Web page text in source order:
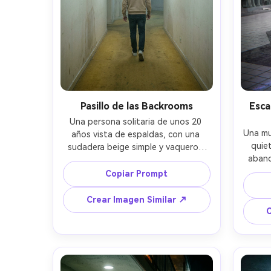
Pasillo de las Backrooms
Una persona solitaria de unos 20
años vista de espaldas, con una
sudadera beige simple y vaqueros
oscuros, caminando lentamente por
un laberinto interminable de pasillos
alfombrados amarillentos con
paneles de techo fluorescentes
zumbando, paredes ligeramente
humedad, vacío inquietante,
capturada con Sony A7IV 35mm
f/1.8, a nivel de ojos, perspectiva
Copiar Prompt
Crear Imagen Similar ↗
Una
EOS